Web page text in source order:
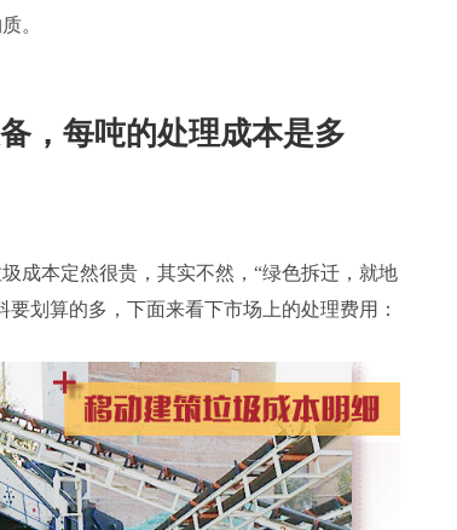
。
，每吨的处理成本是多
成本定然很贵，其实不然，“绿色拆迁，就地
划算的多，下面来看下市场上的处理费用：